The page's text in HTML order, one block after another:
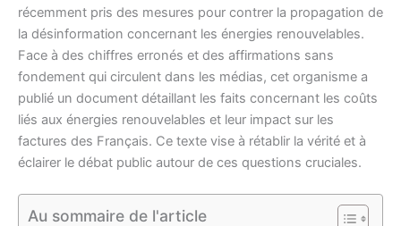
récemment pris des mesures pour contrer la propagation de
la désinformation concernant les énergies renouvelables.
Face à des chiffres erronés et des affirmations sans
fondement qui circulent dans les médias, cet organisme a
publié un document détaillant les faits concernant les coûts
liés aux énergies renouvelables et leur impact sur les
factures des Français. Ce texte vise à rétablir la vérité et à
éclairer le débat public autour de ces questions cruciales.
Au sommaire de l'article